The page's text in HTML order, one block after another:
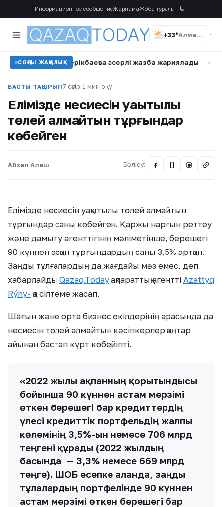
Информационное сообщениеЖарнамаЖоба туралы
+33° Алматы
СОҢҒЫ ЖАҢАЛЫҚ
Серікбаева әсерлі жазба жариялады •
БАСТЫ ТАҚЫРЫП7 сәуір·1 мин оқу
Елімізде несиесін уақытылы
төлей алмайтын тұрғындар
көбейген
Абзал Алаш Бөлісу: @
Елімізде несиесін уақытылы төлей алмайтын
тұрғындар саны көбейген. Қаржы нарғын реттеу
және дамыту агенттігінің мәліметінше, берешегі
90 күннен асқан тұрғындардың саны 3,5% артқан.
Заңды тұлғалардың да жағдайы мәз емес, деп
хабарлайды Qazaq.Today ақпараттық агентті Azattyq
Rýhy- қа сілтеме жасап.
Шағын және орта бизнес өкілдерінің арасында да
несиесін төлей алмайтын кәсіпкерлер қаңтар
айынан бастап күрт көбейіпті.
«2022 жылғы ақпанның қорытындысы
бойынша 90 күннен астам мерзімі
өткен берешегі бар кредиттердің
үлесі кредиттік портфельдің жалпы
көлемінің 3,5%-ын немесе 706 млрд
теңгені құрады (2022 жылдың
басында — 3,3% немесе 669 млрд
теңге). ШОБ есепке алғанда, заңды
тұлғалардың портфелінде 90 күннен
астам мерзімі өткен берешегі бар